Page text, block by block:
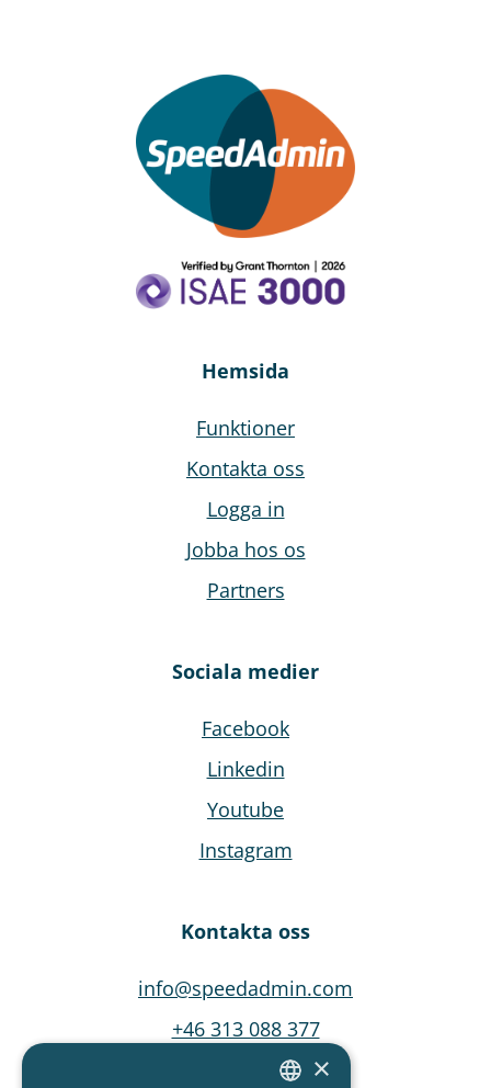
Hemsida
Funktioner
Kontakta oss
Logga in
Jobba hos os
Partners
Sociala medier
Facebook
Linkedin
Youtube
Instagram
Kontakta oss
info@speedadmin.com
+46 313 088 377
×